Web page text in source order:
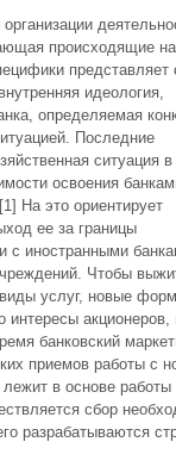
происходящие
представляет
идеология,
определяемая
Последние
ситуация в
освоения
На это ориентирует
ее за границы
с иностранными
Чтобы
виды услуг, новые
интересы акционеров,
банковский
приемов работы с
в основе работы
сбор
разрабатываются